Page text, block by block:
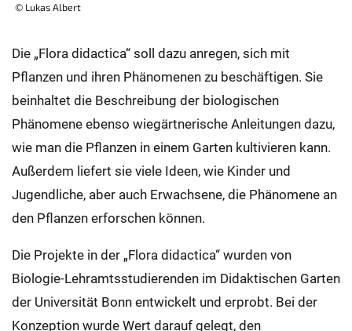
© Lukas Albert
Die „Flora didactica“ soll dazu anregen, sich mit
Pflanzen und ihren Phänomenen zu beschäftigen. Sie
beinhaltet die Beschreibung der biologischen
Phänomene ebenso wiegärtnerische Anleitungen dazu,
wie man die Pflanzen in einem Garten kultivieren kann.
Außerdem liefert sie viele Ideen, wie Kinder und
Jugendliche, aber auch Erwachsene, die Phänomene an
den Pflanzen erforschen können.
Die Projekte in der „Flora didactica“ wurden von
Biologie-Lehramtsstudierenden im Didaktischen Garten
der Universität Bonn entwickelt und erprobt. Bei der
Konzeption wurde Wert darauf gelegt, den